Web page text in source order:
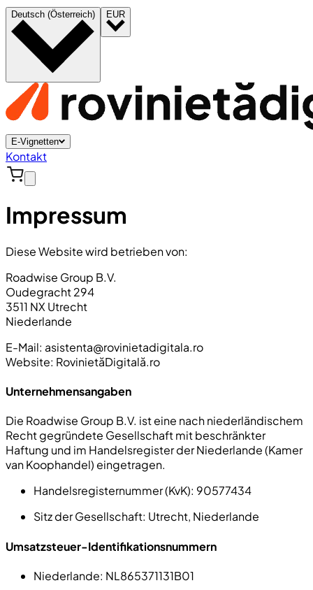
Deutsch (Österreich) EUR
E-Vignetten
Kontakt
Impressum
Diese Website wird betrieben von:
Roadwise Group B.V.
Oudegracht 294
3511 NX Utrecht
Niederlande
E-Mail: asistenta@rovinietadigitala.ro
Website: RovinietăDigitală.ro
Unternehmensangaben
Die Roadwise Group B.V. ist eine nach niederländischem
Recht gegründete Gesellschaft mit beschränkter
Haftung und im Handelsregister der Niederlande (Kamer
van Koophandel) eingetragen.
Handelsregisternummer (KvK): 90577434
Sitz der Gesellschaft: Utrecht, Niederlande
Umsatzsteuer-Identifikationsnummern
Niederlande: NL865371131B01